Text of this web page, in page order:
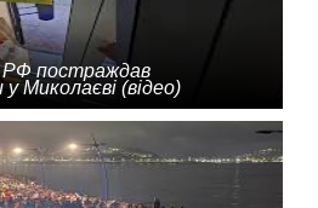
РФ постраждав
Миколаєві (відео)